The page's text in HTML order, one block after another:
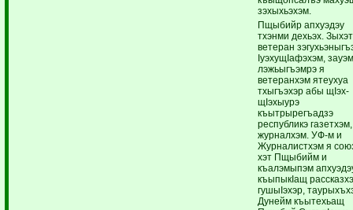
зэхыхьэхэм.
Пщыбийр апхуэдэу
тхэнми дехьэх. Зыхэт
ветеран
IуэхущIафэхэм,
лэжьыгъэмрэ я
ветеранхэм ятеухуа
тхыгъэхэр абы щIэх-
щIэхыурэ
къытрырегъадзэ
республикэ газетхэм,
журналхэм. УФ-м и
Журналистхэм я
хэт Пщыбийм и
къалэмыпэм
къыпыкIащ
гушыIэхэр,
Дунейм къытехьащ